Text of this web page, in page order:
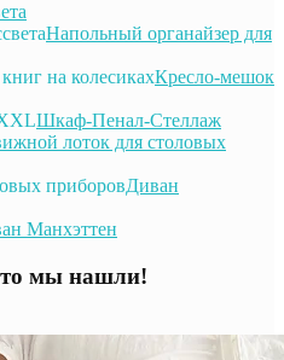
Напольный органайзер для
Кресло-мешок
Шкаф-Пенал-Стеллаж
лоток для столовых
Диван
Манхэттен
мы нашли!